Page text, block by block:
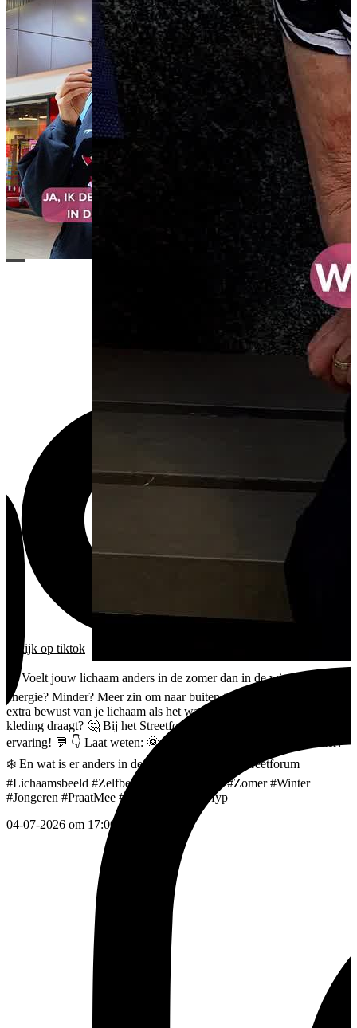
bekijk op tiktok
☀️ Voelt jouw lichaam anders in de zomer dan in de winter? Meer
energie? Minder? Meer zin om naar buiten te gaan? Of word je juist
extra bewust van je lichaam als het warmer wordt en je andere
kleding draagt? 🤔 Bij het Streetforum zijn we benieuwd naar jouw
ervaring! 💬 👇 Laat weten: 🌞 Wat merk jij aan jezelf in de zomer?
❄️ En wat is er anders in de winter?
#Streetforum
#Lichaamsbeeld #Zelfbeeld #Zomer #Winter
#Jongeren #PraatMee #VoorJouPagina
#fyp
04-07-2026 om 17:00